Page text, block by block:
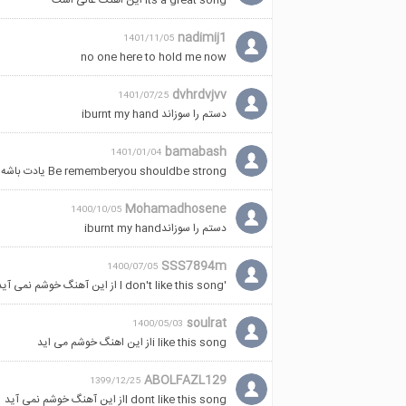
مثل ویل رابینسون گم شدم(بازیگر نقش
اصلی گمشده در فضا)
مثل یه فضا نورد تو فضا
خدای من، یادم نمیاد
که حتی دسامبر گذشته کی بودم
چیکار کردم؟ چطوری رسیدم اینجا؟
چیکار کردم؟
خدای من، به اینه نگا میکنم
جوون بودم و از چیزی ترس نداشتم
چیکار کردم؟ چطوری رسیدم اینجا؟
چیکار کردم؟
خدای من، یادم نمیاد
که حتی دسامبر گذشته کی بودم
که حتی دسامبر گذشته کی بودم
اوه خدای من
خدای من، به اینه نگا میکنم
جوون بودم و از چیزی ترس نداشتم
چیکار کردم؟ چطوری رسیدم اینجا؟
چیکار کردم؟
nadimij1
1401/11/05
no one here to hold me now
dvhrdvjvv
1401/07/25
دستم را سوزاند iburnt my hand
bamabash
1401/01/04
Be rememberyou shouldbe strong یادت باشه که باید قویباشی
Mohamadhosene
1400/10/05
دستم را سوزاندiburnt my hand
SSS7894m
1400/07/05
'I don't like this song از این آهنگ خوشم نمی آید
soulrat
1400/05/03
i like this songاز این اهنگ خوشم می اید
ABOLFAZL129
1399/12/25
I dont like this songاز این آهنگ خوشم نمی آید